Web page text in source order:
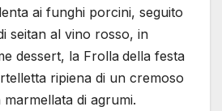
ai funghi porcini, seguito
seitan al vino rosso, in
dessert, la Frolla della festa
ripiena di un cremoso
di agrumi.